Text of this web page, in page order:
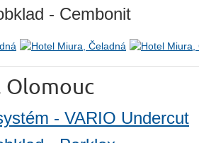
- Cembonit
Olomouc
- VARIO Undercut